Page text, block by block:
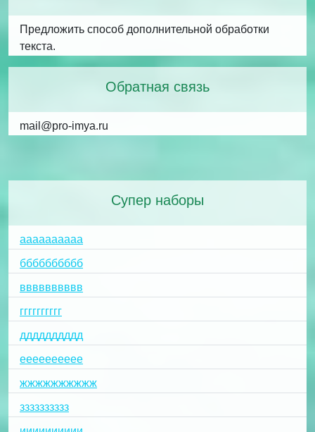
Предложить способ дополнительной обработки
текста.
Обратная связь
mail@pro-imya.ru
Супер наборы
аааааааааа
бббббббббб
вввввввввв
гггггггггг
дддддддддд
ееееееееее
жжжжжжжжжж
зззззззззз